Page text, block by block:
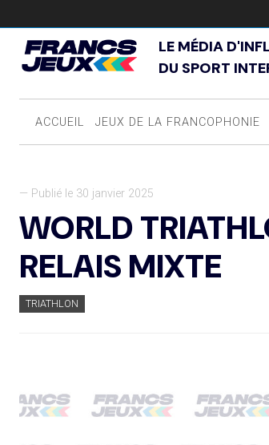
LE MÉDIA
DU SPORT
ACCUEIL JEUX DE LA FRANCOPHONIE
— Publié le 30 janvier 2025
WORLD
RELAIS MIXTE
TRIATHLON